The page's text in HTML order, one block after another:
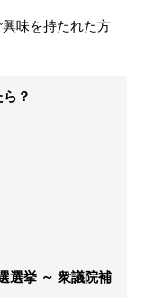
味を持たれた方
？
選挙 ～ 衆議院補